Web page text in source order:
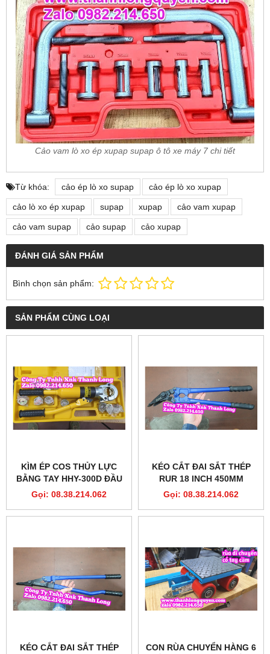
Cảo vam lò xo ép xupap supap ô tô xe máy 7 chi tiết
Từ khóa: cảo ép lò xo supap cảo ép lò xo xupap
cảo lò xo ép xupap supap xupap cảo vam xupap
cảo vam supap cảo supap cảo xupap
ĐÁNH GIÁ SẢN PHẨM
Bình chọn sản phẩm:
SẢN PHẨM CÙNG LOẠI
KÌM ÉP COS THỦY LỰC
BẰNG TAY HHY-300D ĐẦU
TRÒN 8 TẤN FULL KHUÔN
Gọi: 08.38.214.062
KÉO CẮT ĐAI SẮT THÉP
RUR 18 INCH 450MM
MODEL R4042
Gọi: 08.38.214.062
KÉO CẮT ĐAI SẮT THÉP
CON RÙA CHUYỂN HÀNG 6